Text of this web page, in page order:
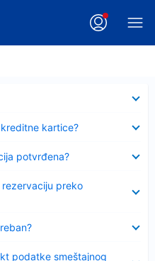
kartice?
potvrđena?
preko
podatke smeštajnog